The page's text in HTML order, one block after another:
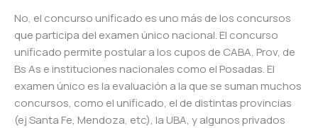
No, el concurso unificado es uno más de los concursos
que participa del examen único nacional. El concurso
unificado permite postular a los cupos de CABA, Prov, de
Bs As e instituciones nacionales como el Posadas. El
examen único es la evaluación a la que se suman muchos
concursos, como el unificado, el de distintas provincias
(ej Santa Fe, Mendoza, etc), la UBA, y algunos privados